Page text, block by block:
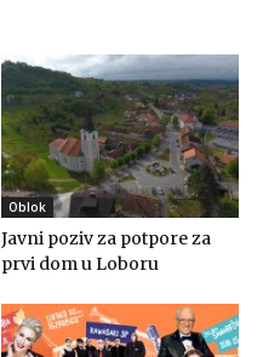
Oblok
Javni poziv za potpore za
prvi dom u Loboru